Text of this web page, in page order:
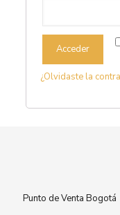
Acceder
¿Olvidaste la
Punto de Venta Bogotá